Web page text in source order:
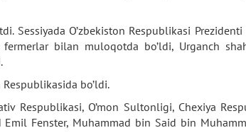
Sessiyada O’zbekiston Respublikasi
bilan muloqotda bo’ldi, Urganch
bo’ldi.
Respublikasi, O’mon Sultonligi, Chexiya
Fenster, Muhammad bin Said bin